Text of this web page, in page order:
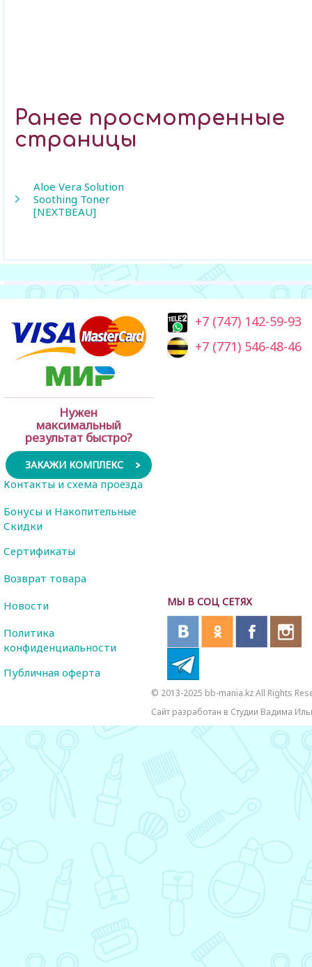
Ранее просмотренные
страницы
Aloe Vera Solution
Soothing Toner
[NEXTBEAU]
Нужен
максимальный
результат быстро?
ЗАКАЖИ КОМПЛЕКС
+7 (747) 142-59-93
+7 (771) 546-48-46
МЫ В СОЦ СЕТЯХ
Контакты и схема проезда
Бонусы и Накопительные
Скидки
Сертификаты
Возврат товара
Новости
Политика
конфиденциальности
Публичная оферта
© 2013-2025 bb-mania.kz All Rights
Сайт разработан в Студии Вадима